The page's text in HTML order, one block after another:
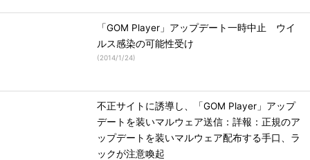
「GOM Player」アップデート一時中止 ウイ
ルス感染の可能性受け
(2014/1/24)
不正サイトに誘導し、「GOM Player」アップ
デートを装いマルウェア送信：詳報：正規のア
ップデートを装いマルウェア配布する手口、ラ
ックが注意喚起